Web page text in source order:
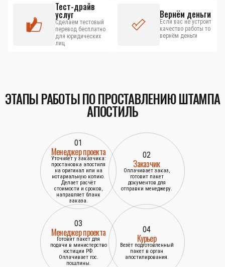
Тест-драйв
услуг
Сделаем тестовый
перевод бесплатно
для юридических
лиц
Вернём деньги
Если вас не устроит
качество работы то
вернём деньги
ЭТАПЫ РАБОТЫ ПО ПРОСТАВЛЕНИЮ ШТАМПА
АПОСТИЛЬ
01
Менеджер проекта
Уточняет у заказчика:
простановка апостиля
на оригинал или на
нотариальную копию.
Делает расчёт
стоимости и сроков,
направляет бланк
заказа.
02
Заказчик
Оплачивает заказ,
готовит пакет
документов для
отправки менеджеру.
03
Менеджер проекта
Готовит пакет для
подачи в министерство
юстиции РФ.
Оплачивает гос.
пошлины.
04
Курьер
Везёт подготовленный
пакет в орган
апостилирования.